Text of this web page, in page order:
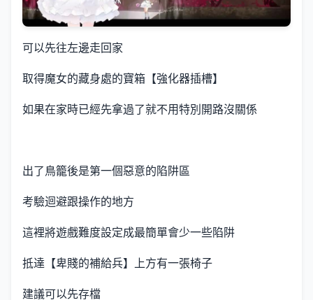
可以先往左邊走回家
取得魔女的藏身處的寶箱【強化器插槽】
如果在家時已經先拿過了就不用特別開路沒關係
出了鳥籠後是第一個惡意的陷阱區
考驗迴避跟操作的地方
這裡將遊戲難度設定成最簡單會少一些陷阱
抵達【卑賤的補給兵】上方有一張椅子
建議可以先存檔